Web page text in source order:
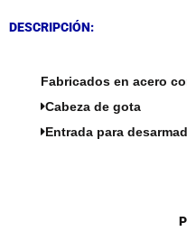
DESCRIPCIÓN:
Fabricados en acero
Cabeza de gota
Entrada para